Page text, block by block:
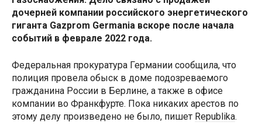
дочерней компании российского энергетического
гиганта Gazprom Germania вскоре после начала
событий в феврале 2022 года.
Федеральная прокуратура Германии сообщила, что
полиция провела обыск в доме подозреваемого
гражданина России в Берлине, а также в офисе
компании во Франкфурте. Пока никаких арестов по
этому делу произведено не было, пишет Republika.